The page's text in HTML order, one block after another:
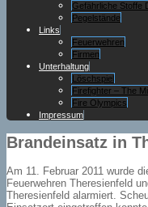
Gefährliche Stoffe
Pegelstände
Links
Feuerwehren
Firmen
Unterhaltung
Löschspiel
Firefighter – The
Fire Olympics
Impressum
Brandeinsatz in
Am 11. Februar 2011 wurde
Feuerwehren Theresienfeld
Theresienfeld alarmiert.